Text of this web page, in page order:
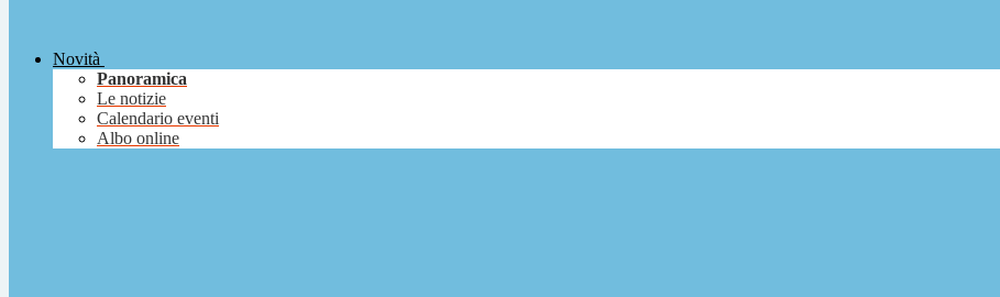
Novità
Panoramica
Le notizie
Calendario eventi
Albo online